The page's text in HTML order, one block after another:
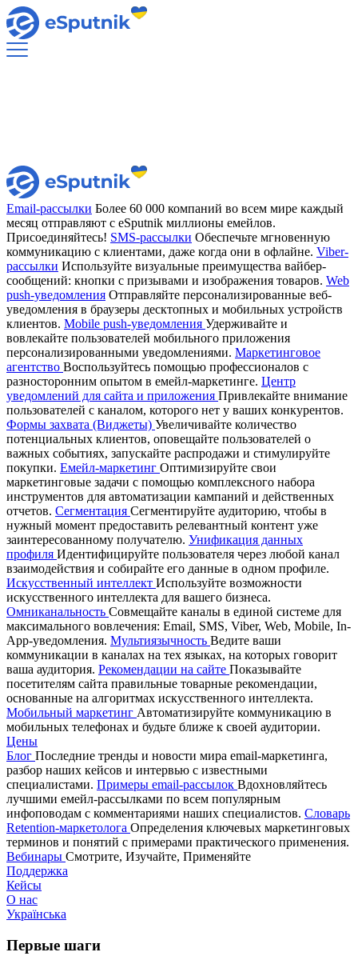
Email-рассылки Более 60 000 компаний во всем мире каждый
месяц отправляют с eSputnik миллионы емейлов.
Присоединяйтесь! SMS-рассылки Обеспечьте мгновенную
коммуникацию с клиентами, даже когда они в офлайне. Viber-
рассылки Используйте визуальные преимущества вайбер-
сообщений: кнопки с призывами и изображения товаров. Web
push-уведомления Отправляйте персонализированные веб-
уведомления в браузеры десктопных и мобильных устройств
клиентов. Mobile push-уведомления Удерживайте и
вовлекайте пользователей мобильного приложения
персонализированными уведомлениями. Маркетинговое
агентство Воспользуйтесь помощью профессионалов с
разносторонним опытом в емейл-маркетинге. Центр
уведомлений для сайта и приложения Привлекайте внимание
пользователей с каналом, которого нет у ваших конкурентов.
Формы захвата (Виджеты) Увеличивайте количество
потенциальных клиентов, оповещайте пользователей о
важных событиях, запускайте распродажи и стимулируйте
покупки. Емейл-маркетинг Оптимизируйте свои
маркетинговые задачи с помощью комплексного набора
инструментов для автоматизации кампаний и действенных
отчетов. Сегментация Сегментируйте аудиторию, чтобы в
нужный момент предоставить релевантный контент уже
заинтересованному получателю. Унификация данных
профиля Идентифицируйте пользователя через любой канал
взаимодействия и собирайте его данные в одном профиле.
Искусственный интеллект Используйте возможности
искусственного интеллекта для вашего бизнеса.
Омниканальность Совмещайте каналы в единой системе для
максимального вовлечения: Email, SMS, Viber, Web, Mobile, In-
App-уведомления. Мультиязычность Ведите ваши
коммуникации в каналах на тех языках, на которых говорит
ваша аудитория. Рекомендации на сайте Показывайте
посетителям сайта правильные товарные рекомендации,
основанные на алгоритмах искусственного интеллекта.
Мобильный маркетинг Автоматизируйте коммуникацию в
мобильных телефонах и будьте ближе к своей аудитории.
Цены
Блог Последние тренды и новости мира email-маркетинга,
разбор наших кейсов и интервью с известными
специалистами. Примеры email-рассылок Вдохновляйтесь
лучшими емейл-рассылками по всем популярным
инфоповодам с комментариями наших специалистов. Словарь
Retention-маркетолога Определения ключевых маркетинговых
терминов и понятий с примерами практического применения.
Вебинары Смотрите, Изучайте, Применяйте
Поддержка
Кейсы
О нас
Українська
Первые шаги